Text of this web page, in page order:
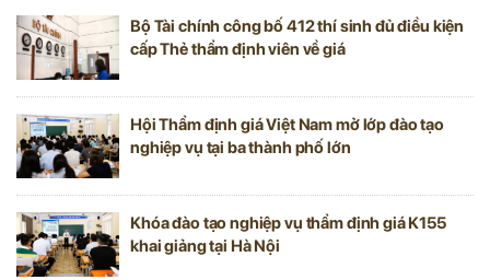
Bộ Tài chính công bố 412 thí sinh đủ điều kiện
cấp Thẻ thẩm định viên về giá
Hội Thẩm định giá Việt Nam mở lớp đào tạo
nghiệp vụ tại ba thành phố lớn
Khóa đào tạo nghiệp vụ thẩm định giá K155
khai giảng tại Hà Nội